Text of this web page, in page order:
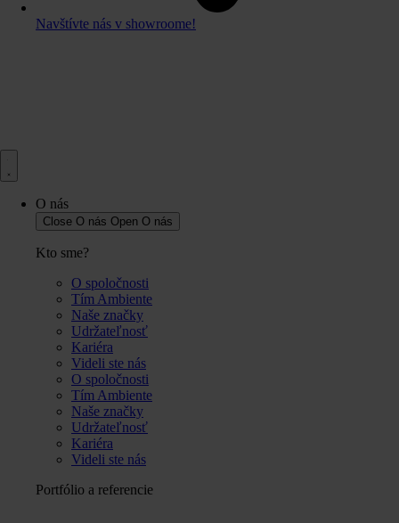
Navštívte nás v showroome!
O nás
Close O nás Open O nás
Kto sme?
O spoločnosti
Tím Ambiente
Naše značky
Udržateľnosť
Kariéra
Videli ste nás
O spoločnosti
Tím Ambiente
Naše značky
Udržateľnosť
Kariéra
Videli ste nás
Portfólio a referencie